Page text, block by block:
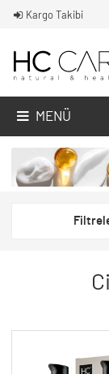
Kargo Takibi
MENÜ